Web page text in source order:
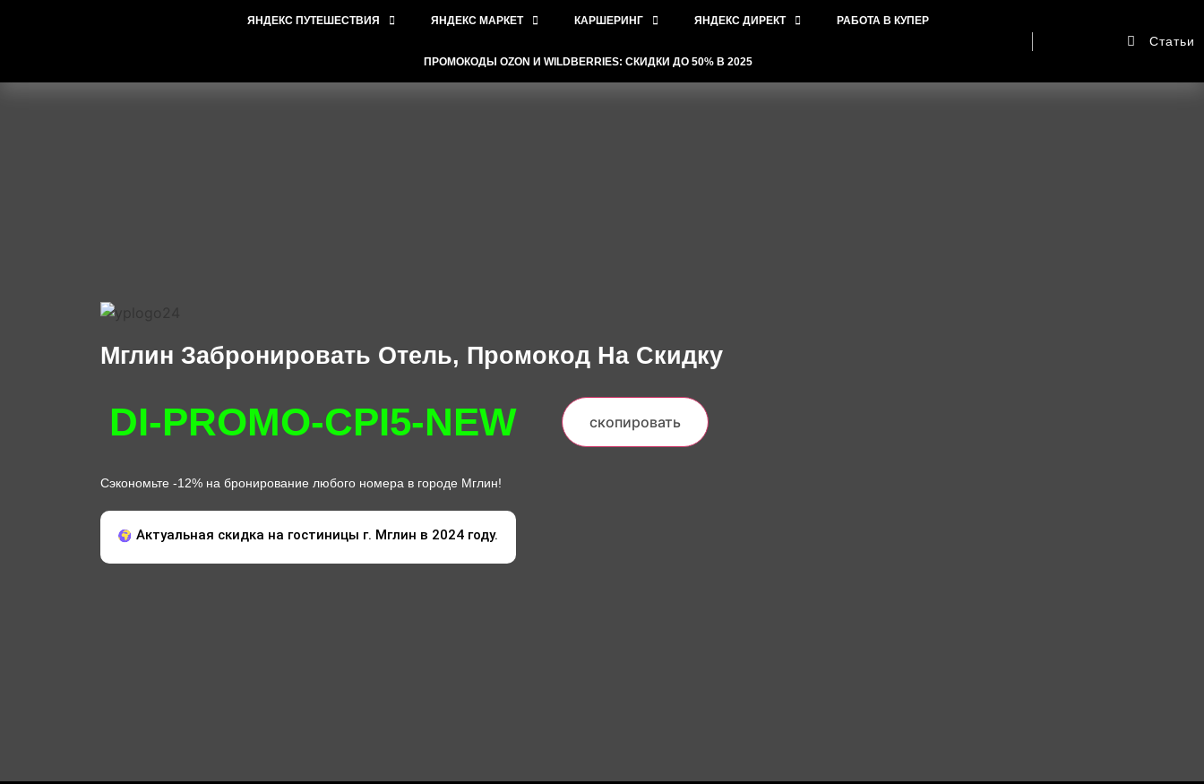
ЯНДЕКС ПУТЕШЕСТВИЯ ЯНДЕКС МАРКЕТ КАРШЕРИНГ ЯНДЕКС ДИРЕКТ РАБОТА В КУПЕР
ПРОМОКОДЫ OZON И WILDBERRIES: СКИДКИ ДО 50% В 2025
Статьи
Мглин Забронировать Отель, Промокод На Скидку
DI-PROMO-CPI5-NEW скопировать
Сэкономьте -12% на бронирование любого номера в городе Мглин!
Актуальная скидка на гостиницы г. Мглин в 2024 году.